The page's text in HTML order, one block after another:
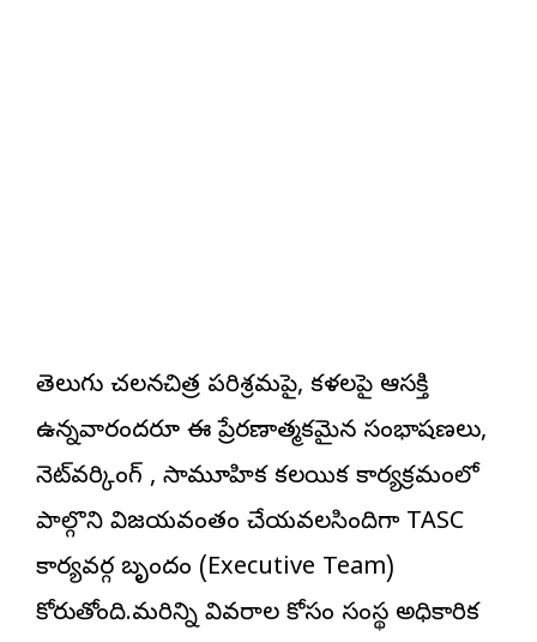
తెలుగు చలనచిత్ర పరిశ్రమపై, కళలపై ఆసక్తి
ఉన్నవారందరూ ఈ ప్రేరణాత్మకమైన సంభాషణలు,
నెట్‌వర్కింగ్ , సామూహిక కలయిక కార్యక్రమంలో
పాల్గొని విజయవంతం చేయవలసిందిగా TASC
కార్యవర్గ బృందం (Executive Team)
కోరుతోంది.మరిన్ని వివరాల కోసం సంస్థ అధికారిక